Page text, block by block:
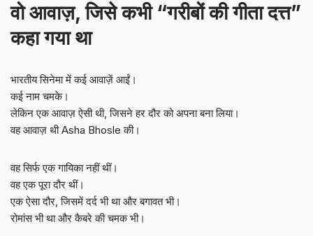
वो आवाज़, जिसे कभी “गरीबों की गीता दत्त”
कहा गया था
भारतीय सिनेमा में कई आवाज़ें आईं।
कई नाम चमके।
लेकिन एक आवाज़ ऐसी थी, जिसने हर दौर को अपना बना लिया।
वह आवाज़ थी Asha Bhosle की।
वह सिर्फ एक गायिका नहीं थीं।
वह एक पूरा दौर थीं।
एक ऐसा दौर, जिसमें दर्द भी था और बगावत भी।
रोमांस भी था और कैबरे की चमक भी।